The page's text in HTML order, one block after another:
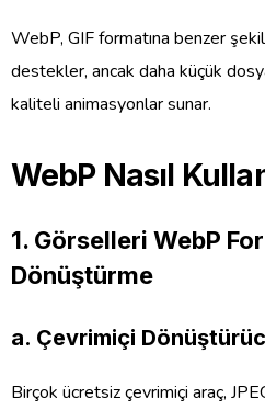
WebP, GIF formatına benzer
destekler, ancak daha küçük
kaliteli animasyonlar sunar.
WebP Nasıl
1. Görselleri WebP
Dönüştürme
a. Çevrimiçi
Birçok ücretsiz çevrimiçi araç,